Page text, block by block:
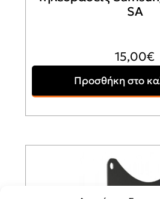
SA
15,00€
Προσθήκη στο